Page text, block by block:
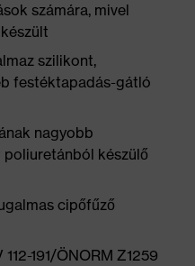
számára, mivel
szilikont,
festéktapadás-gátló
nagyobb
készülő
cipőfűző
191/ÖNORM Z1259